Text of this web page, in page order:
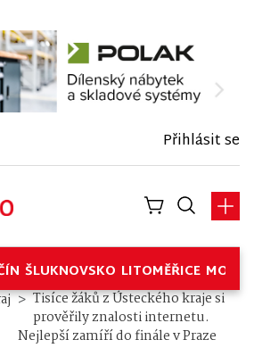
Přihlásit se
ŠLUKNOVSKO LITOMĚŘICE
Tisíce žáků z Ústeckého kraje si
prověřily znalosti internetu.
Nejlepší zamíří do finále v Praze